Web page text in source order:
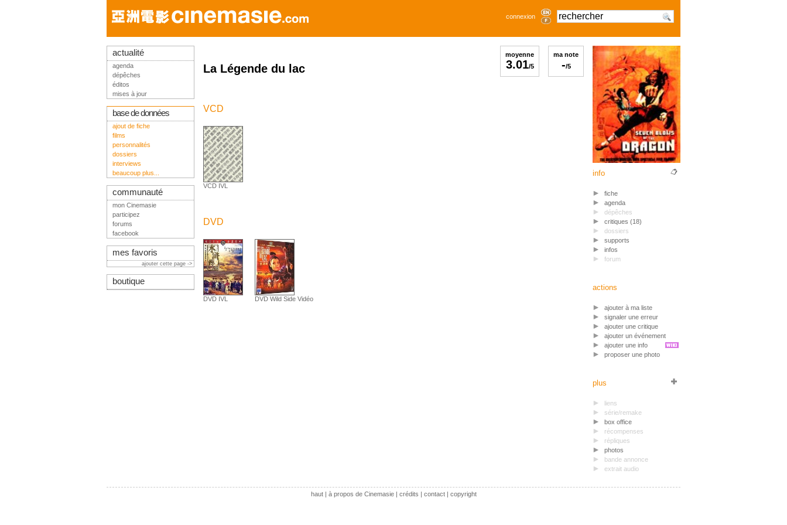
connexion
ma note
-/5
moyenne
3.01/5
La Légende du lac
VCD
VCD IVL
DVD
DVD IVL DVD Wild Side Vidéo
info
fiche
agenda
dépêches
critiques (18)
dossiers
supports
infos
forum
actions
ajouter à ma liste
signaler une erreur
ajouter une critique
ajouter un événement
ajouter une info
proposer une photo
plus
liens
série/remake
box office
récompenses
répliques
photos
bande annonce
extrait audio
actualité
agenda
dépêches
éditos
mises à jour
base de données
ajout de fiche
films
personnalités
dossiers
interviews
beaucoup plus...
communauté
mon Cinemasie
participez
forums
facebook
mes favoris
ajouter cette page ->
boutique
haut| à propos de Cinemasie| crédits | contact| copyright